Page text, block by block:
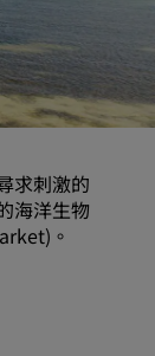
求刺激的
海洋生物
。